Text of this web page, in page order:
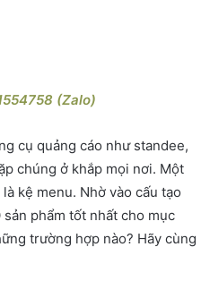
(Zalo)
cụ quảng cáo như standee,
chúng ở khắp mọi nơi. Một
kệ menu. Nhờ vào cấu tạo
phẩm tốt nhất cho mục
trường hợp nào? Hãy cùng